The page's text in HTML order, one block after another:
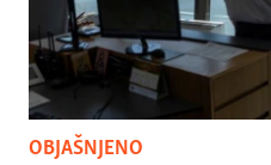
OBJAŠNJENO